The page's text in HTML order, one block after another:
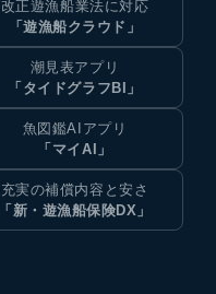
改正遊漁船業法に対応
「遊漁船クラウド」
潮見表アプリ
「タイドグラフBI」
魚図鑑AIアプリ
「マイAI」
充実の補償内容と安さ
「新・遊漁船保険DX」